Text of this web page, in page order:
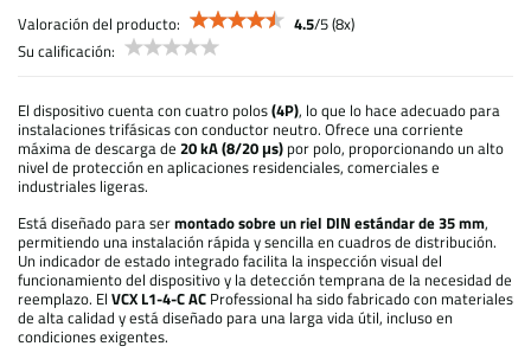
Valoración del producto: 4.5/5(8x)
Su calificación:
El dispositivo cuenta con cuatro polos(4P), lo que lo hace adecuado para
instalaciones trifásicas con conductor neutro. Ofrece una corriente
máxima de descarga de 20 kA (8/20 μs) por polo, proporcionando un alto
nivel de protección en aplicaciones residenciales, comerciales e
industriales ligeras.
Está diseñado para sermontado sobre un riel DIN estándar de 35 mm,
permitiendo una instalación rápida y sencilla en cuadros de distribución.
Un indicador de estado integrado facilita la inspección visual del
funcionamiento del dispositivo y la detección temprana de la necesidad de
reemplazo. El VCX L1-4-C AC Professional ha sido fabricado con materiales
de alta calidad y está diseñado para una larga vida útil, incluso en
condiciones exigentes.